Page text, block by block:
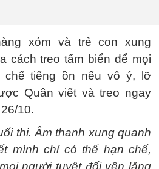
xóm và trẻ con xung
cách treo tấm biển để mọi
chế tiếng ồn nếu vô ý, lỡ
Quân viết và treo ngay
10.
thi. Âm thanh xung quanh
mình chỉ có thể hạn chế,
người tuyệt đối yên lặng